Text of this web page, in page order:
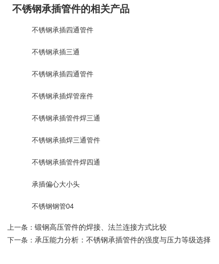
不锈钢承插管件的相关产品
不锈钢承插四通管件
不锈钢承插三通
不锈钢承插四通管件
不锈钢承插焊管座件
不锈钢承插管件焊三通
不锈钢承插焊三通管件
不锈钢承插管件焊四通
承插偏心大小头
不锈钢钢管04
上一条： 锻钢高压管件的焊接、法兰连接方式比较
下一条： 承压能力分析：不锈钢承插管件的强度与压力等级选择